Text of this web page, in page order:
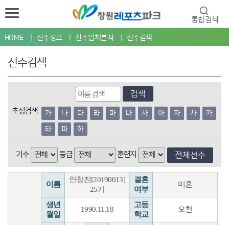
통합검색
HOME 선수정보 선수입체분석 선수검색
선수검색
검색
초성검색 가 나 다 라 마 바 사 아 자 차
카
타
파 하
기수 등급 훈련지 전체선수
이름
안창진[20190013]
25기
결혼
여부
미혼
생년
월일
1990.11.18
고등
학교
오천